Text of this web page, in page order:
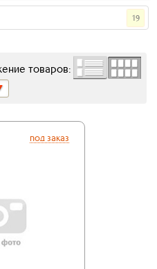
19
товаров:
под заказ